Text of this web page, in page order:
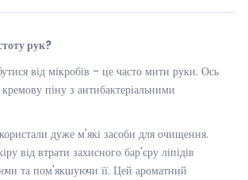
рук?
від мікробів - це часто мити руки. Ось
піну з антибактеріальними
дуже м'які засоби для очищення.
від втрати захисного бар'єру ліпідів
та пом'якшуючи її. Цей ароматний